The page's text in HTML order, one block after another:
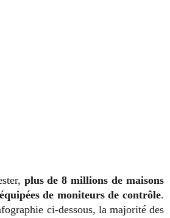
plus de 8 millions de maisons
de moniteurs de contrôle.
ci-dessous, la majorité des